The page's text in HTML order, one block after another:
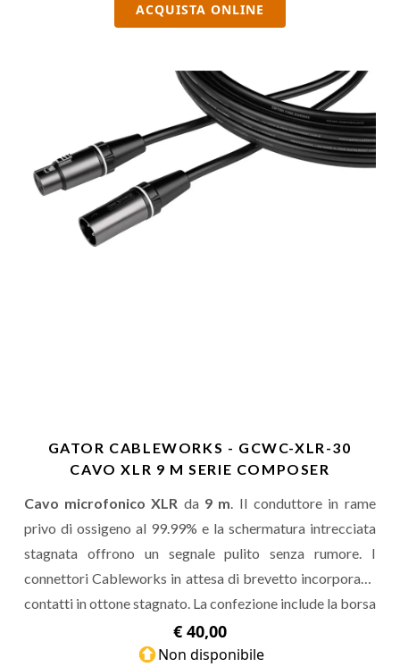
ACQUISTA ONLINE
GATOR CABLEWORKS - GCWC-XLR-30
CAVO XLR 9 M SERIE COMPOSER
Cavo microfonico XLR da 9 m. Il conduttore in rame
privo di ossigeno al 99.99% e la schermatura intrecciata
stagnata offrono un segnale pulito senza rumore. I
connettori Cableworks in attesa di brevetto incorporano
contatti in ottone stagnato. La confezione include la borsa
per il trasporto e le fascette in velcro.
€ 40,00
Non disponibile